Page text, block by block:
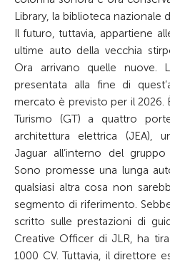
Library, la biblioteca nazionale
Il futuro, tuttavia, appartiene
ultime auto della vecchia
Ora arrivano quelle nuove.
presentata alla fine di
mercato è previsto per il 2026.
Turismo (GT) a quattro
architettura elettrica (JEA),
Jaguar all’interno del
Sono promesse una lunga
qualsiasi altra cosa non
segmento di riferimento.
scritto sulle prestazioni di
Creative Officer di JLR, ha
1000 CV. Tuttavia, il direttore